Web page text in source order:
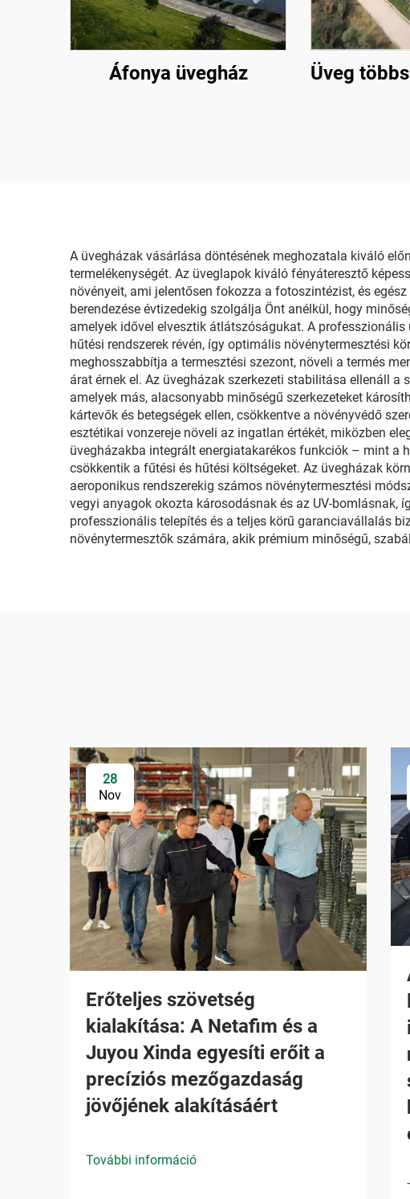
Áfonya üvegház Üveg
A üvegházak vásárlása döntésének meghozatala kiváló
termelékenységét. Az üveglapok kiváló fényáteresztő
növényeit, ami jelentősen fokozza a fotoszintézist, és
berendezése évtizedekig szolgálja Önt anélkül, hogy
amelyek idővel elvesztik átlátszóságukat. A
hűtési rendszerek révén, így optimális növénytermesztési
meghosszabbítja a termesztési szezont, növeli a termés
árat érnek el. Az üvegházak szerkezeti stabilitása ellenáll a
amelyek más, alacsonyabb minőségű szerkezeteket
kártevők és betegségek ellen, csökkentve a növényvédő
esztétikai vonzereje növeli az ingatlan értékét, miközben
üvegházakba integrált energiatakarékos funkciók – mint a
csökkentik a fűtési és hűtési költségeket. Az üvegházak
aeroponikus rendszerekig számos növénytermesztési
vegyi anyagok okozta károsodásnak és az UV-
professzionális telepítés és a teljes körű garanciavállalás
növénytermesztők számára, akik prémium minőségű,
28
Nov
Erőteljes szövetség
kialakítása: A Netafim és a
Juyou Xinda egyesíti erőit a
precíziós mezőgazdaság
jövőjének alakításáért
További információ